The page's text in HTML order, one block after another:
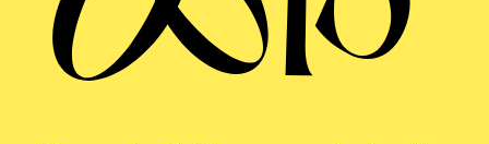
Anything Goes